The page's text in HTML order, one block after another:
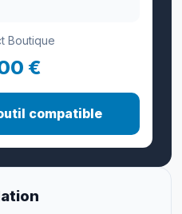
Boutique
€
compatible